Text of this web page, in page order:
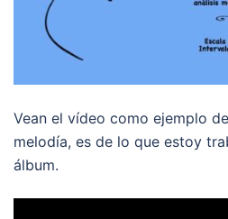
Vean el vídeo como ejemplo
melodía, es de lo que estoy
álbum.